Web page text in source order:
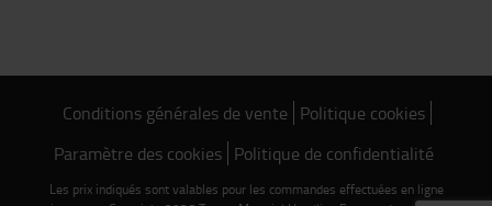
Conditions générales de vente Politique cookies
Paramètre des cookies Politique de confidentialité
Les prix indiqués sont valables pour les commandes effectuées en ligne